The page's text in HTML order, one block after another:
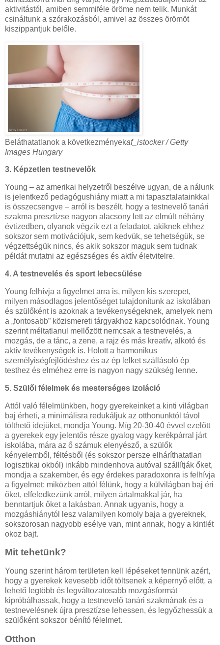
aktivitástól, amiben semmiféle öröme nem telik. Munkát
csináltunk a szórakozásból, amivel az összes örömöt
kiszippantjuk belőle.
Beláthatatlanok a következményekaf_istocker / Getty
Images Hungary
3. Képzetlen testnevelők
Young – az amerikai helyzetről beszélve ugyan, de a nálunk
is jelentkező pedagógushiány miatt a mi tapasztalatainkkal
is összecsengve – arról is beszélt, hogy a testnevelő tanári
szakma presztízse nagyon alacsony lett az elmúlt néhány
évtizedben, olyanok végzik ezt a feladatot, akiknek ehhez
sokszor sem motivációjuk, sem kedvük, se tehetségük, se
végzettségük nincs, és akik sokszor maguk sem tudnak
példát mutatni az egészséges és aktív életvitelre.
4. A testnevelés és sport lebecsülése
Young felhívja a figyelmet arra is, milyen kis szerepet,
milyen másodlagos jelentőséget tulajdonítunk az iskolában
és szülőként is azoknak a tevékenységeknek, amelyek nem
a „fontosabb” közismereti tárgyakhoz kapcsolódnak. Young
szerint méltatlanul mellőzött nemcsak a testnevelés, a
mozgás, de a tánc, a zene, a rajz és más kreatív, alkotó és
aktív tevékenységek is. Holott a harmonikus
személyiségfejlődéshez és az ép lelket szállásoló ép
testhez és elméhez erre is nagyon nagy szükség lenne.
5. Szülői félelmek és mesterséges izoláció
Attól való félelmünkben, hogy gyerekeinket a kinti világban
baj érheti, a minimálisra redukáljuk az otthonunktól távol
tölthető idejüket, mondja Young. Míg 20-30-40 évvel ezelőtt
a gyerekek egy jelentős része gyalog vagy kerékpárral járt
iskolába, mára az ő számuk elenyésző, a szülők
kényelemből, féltésből (és sokszor persze elháríthatatlan
logisztikai okból) inkább mindenhova autóval szállítják őket,
mondja a szakember, és egy érdekes paradoxonra is felhívja
a figyelmet: miközben attól félünk, hogy a külvilágban baj éri
őket, elfeledkezünk arról, milyen ártalmakkal jár, ha
benntartjuk őket a lakásban. Annak ugyanis, hogy a
mozgáshiánytól lesz valamilyen komoly baja a gyereknek,
sokszorosan nagyobb esélye van, mint annak, hogy a kintlét
okoz bajt.
Mit tehetünk?
Young szerint három területen kell lépéseket tennünk azért,
hogy a gyerekek kevesebb időt töltsenek a képernyő előtt, a
lehető legtöbb és legváltozatosabb mozgásformát
kipróbálhassak, hogy a testnevelő tanári szakmának és a
testnevelésnek újra presztízse lehessen, és legyőzhessük a
szülőként sokszor bénító félelmet.
Otthon